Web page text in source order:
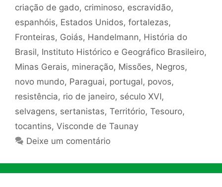
criação de gado, criminoso, escravidão,
espanhóis, Estados Unidos, fortalezas,
Fronteiras, Goiás, Handelmann, História do
Brasil, Instituto Histórico e Geográfico Brasileiro,
Minas Gerais, mineração, Missões, Negros,
novo mundo, Paraguai, portugal, povos,
resistência, rio de janeiro, século XVI,
selvagens, sertanistas, Território, Tesouro,
tocantins, Visconde de Taunay
Deixe um comentário